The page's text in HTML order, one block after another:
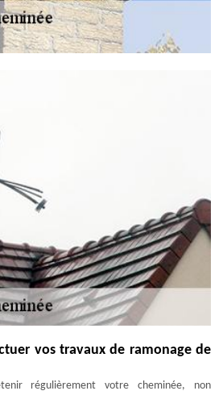
vos travaux de ramonage de
régulièrement votre cheminée, non